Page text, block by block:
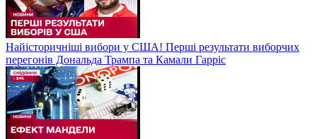
Найісторичніші вибори у США! Перші результати виборчих
перегонів Дональда Трампа та Камали Гарріс